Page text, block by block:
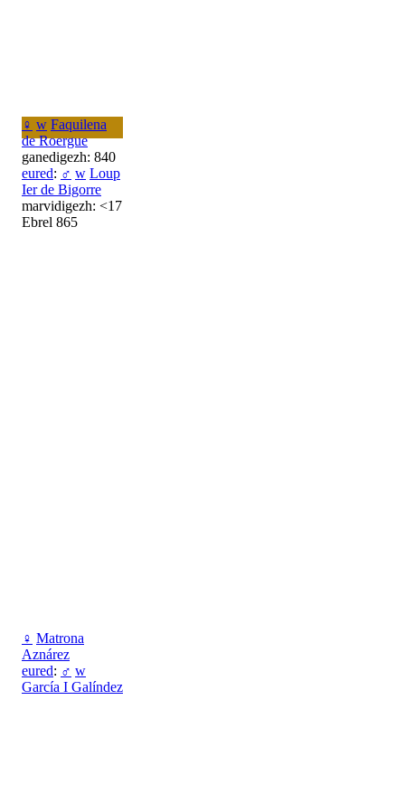
♀ w Faquilena
de Roergue
ganedigezh: 840
eured: ♂ w Loup
Ier de Bigorre
marvidigezh: <17
Ebrel 865
♀ Matrona
Aznárez
eured: ♂ w
García I Galíndez